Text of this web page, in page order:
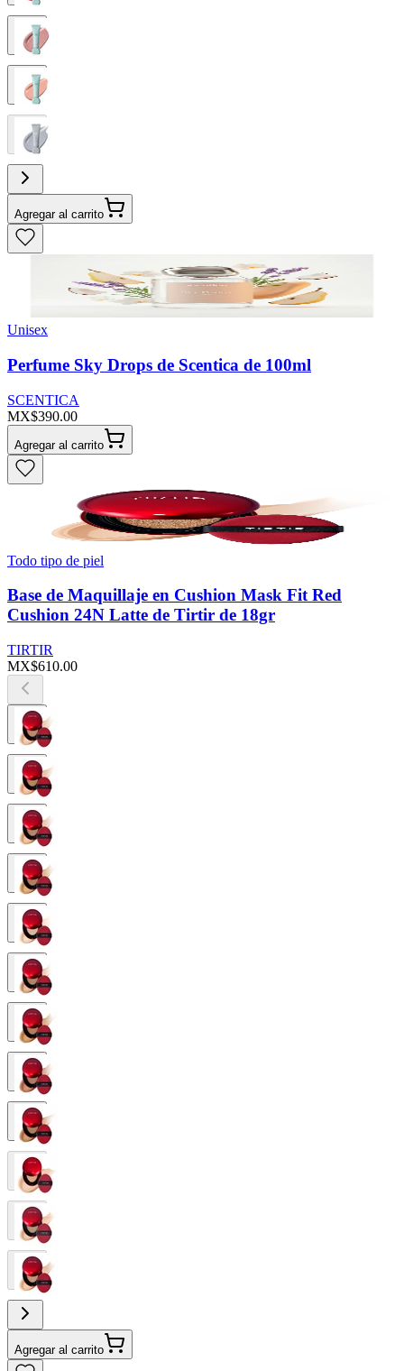
Agregar al carrito
Unisex
Perfume Sky Drops de Scentica de 100ml
SCENTICA
MX$390.00
Agregar al carrito
Todo tipo de piel
Base de Maquillaje en Cushion Mask Fit Red
Cushion 24N Latte de Tirtir de 18gr
TIRTIR
MX$610.00
Agregar al carrito